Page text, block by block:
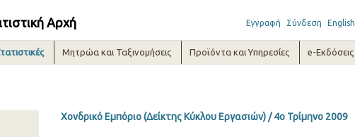
Αρχή Εγγραφή Σύνδεση English
Μητρώα και Ταξινομήσεις Προϊόντα και Υπηρεσίες e-Εκδόσεις
Χονδρικό Εμπόριο (Δείκτης Κύκλου Εργασιών) / 4o Τρίμηνο 2009